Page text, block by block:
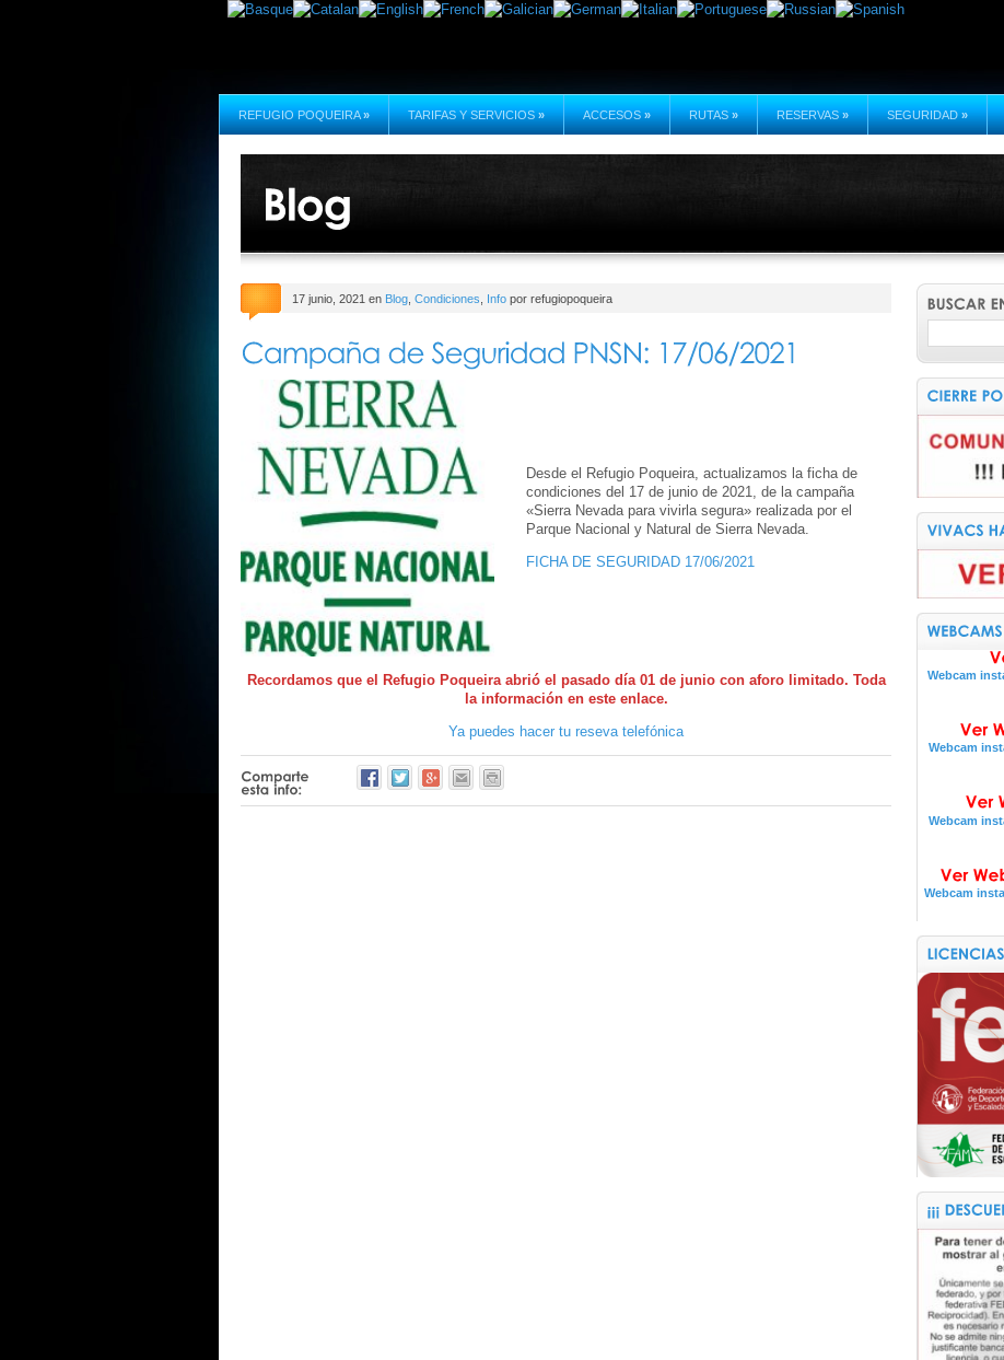
REFUGIO POQUEIRA » TARIFAS Y SERVICIOS » ACCESOS » RUTAS » RESERVAS » SEGURIDAD »
17 junio, 2021 en Blog Condiciones Info por refugiopoqueira
Desde el Refugio Poqueira, actualizamos la ficha de
condiciones del 17 de junio de 2021, de la campaña
«Sierra Nevada para vivirla segura» realizada por el
Parque Nacional y Natural de Sierra Nevada.
FICHA DE SEGURIDAD 17/06/2021
Recordamos que el Refugio Poqueira abrió el pasado día 01 de junio con aforo limitado. Toda
la información en este enlace.
Ya puedes hacer tu reseva telefónica
Webcam
Webcam
Webcam
Webcam